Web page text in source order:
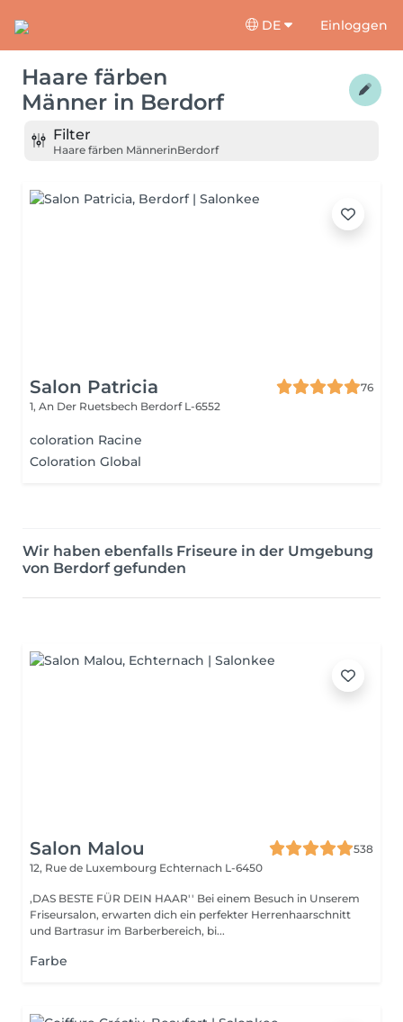
DE Einloggen
Haare färben
Männer in Berdorf
Filter
Haare färben MännerinBerdorf
Salon Patricia
76
1, An Der Ruetsbech Berdorf L-6552
coloration Racine
Coloration Global
Wir haben ebenfalls Friseure in der Umgebung
von Berdorf gefunden
Salon Malou
538
12, Rue de Luxembourg Echternach L-6450
,DAS BESTE FÜR DEIN HAAR'' Bei einem Besuch in Unserem
Friseursalon, erwarten dich ein perfekter Herrenhaarschnitt
und Bartrasur im Barberbereich, bi...
Farbe